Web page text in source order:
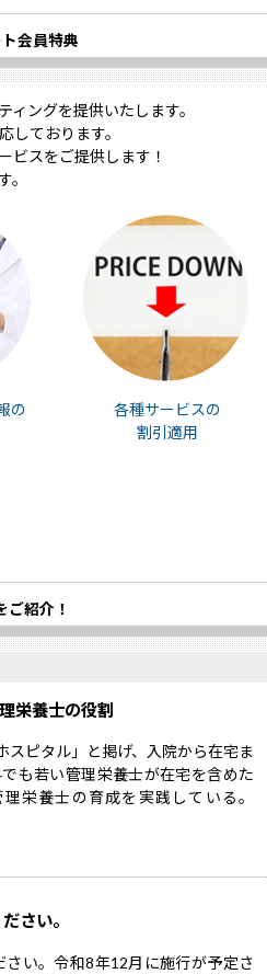
会員特典
ングを提供いたします。
ております。
ビスをご提供します！
。
の
各種サービスの
割引適用
紹介！
栄養士の役割
ピタル」と掲げ、入院から在宅ま
も若い管理栄養士が在宅を含めた
栄養士の育成を実践している。
さい。
い。令和8年12月に施行が予定さ